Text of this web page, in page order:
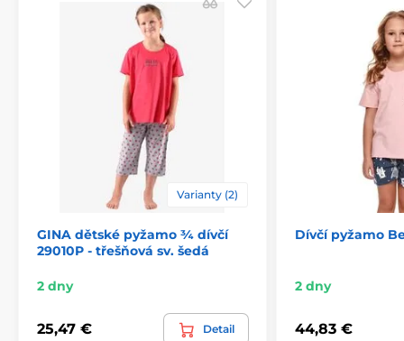
Varianty (2)
GINA dětské pyžamo ¾ dívčí
29010P - třešňová sv. šedá
2 dny
25,47 € Detail
Dívčí pyžamo
2 dny
44,83 €